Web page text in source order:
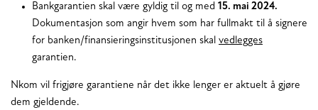
Bankgarantien skal være gyldig til og med 15. mai 2024.
Dokumentasjon som angir hvem som har fullmakt til å signere
for banken/finansieringsinstitusjonen skal vedlegges
garantien.
Nkom vil frigjøre garantiene når det ikke lenger er aktuelt å gjøre
dem gjeldende.